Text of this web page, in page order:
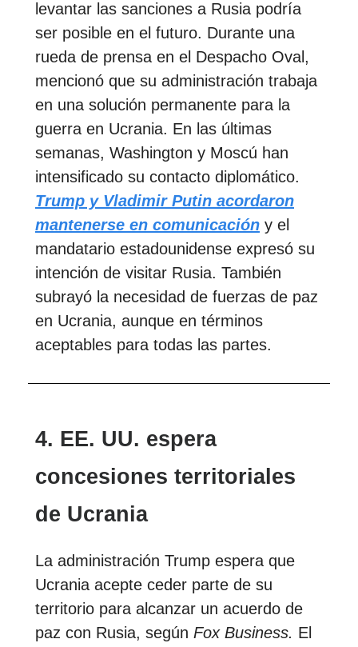
levantar las sanciones a Rusia podría
ser posible en el futuro. Durante una
rueda de prensa en el Despacho Oval,
mencionó que su administración trabaja
en una solución permanente para la
guerra en Ucrania. En las últimas
semanas, Washington y Moscú han
intensificado su contacto diplomático.
Trump y Vladimir Putin acordaron
mantenerse en comunicación y el
mandatario estadounidense expresó su
intención de visitar Rusia. También
subrayó la necesidad de fuerzas de paz
en Ucrania, aunque en términos
aceptables para todas las partes.
4. EE. UU. espera
concesiones territoriales
de Ucrania
La administración Trump espera que
Ucrania acepte ceder parte de su
territorio para alcanzar un acuerdo de
paz con Rusia, según Fox Business. El